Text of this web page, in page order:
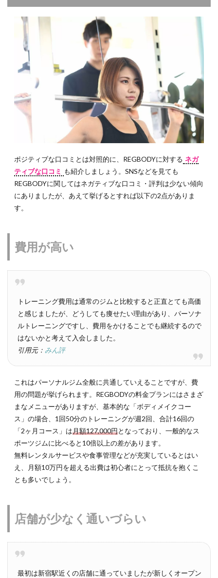
ポジティブな口コミとは対照的に、REGBODYに対する ネガ
ティブな口コミ も紹介しましょう。SNSなどを見ても
REGBODYに関してはネガティブな口コミ・評判は少ない傾向
にありましたが、あえて挙げるとすれば以下の2点がありま
す。
費用が高い
トレーニング費用は通常のジムと比較すると正直とても高価
と感じましたが、どうしても痩せたい理由があり、パーソナ
ルトレーニングですし、費用をかけることでも継続するので
はないかと考えて入会しました。
引用元： みん評
これはパーソナルジム全般に共通していえることですが、費
用の問題が挙げられます。REGBODYの料金プランにはさまざ
まなメニューがありますが、基本的な「ボディメイクコー
ス」の場合、1回50分のトレーニングが週2回、合計16回の
「2ヶ月コース」は月額127,000円となっており、一般的なス
ポーツジムに比べると10倍以上の差があります。
無料レンタルサービスや食事管理などが充実しているとはい
え、月額10万円を超える出費は初心者にとって抵抗を抱くこ
とも多いでしょう。
店舗が少なく通いづらい
最初は新宿駅近くの店舗に通っていましたが新しくオープン